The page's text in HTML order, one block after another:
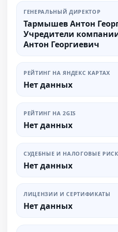
ГЕНЕРАЛЬНЫЙ ДИРЕКТОР
Тармышев Антон
Учредители
Антон Георгиевич
РЕЙТИНГ НА ЯНДЕКС КАРТАХ
Нет данных
РЕЙТИНГ НА 2GIS
Нет данных
СУДЕБНЫЕ И НАЛОГОВЫЕ
Нет данных
ЛИЦЕНЗИИ И СЕРТИФИКАТЫ
Нет данных